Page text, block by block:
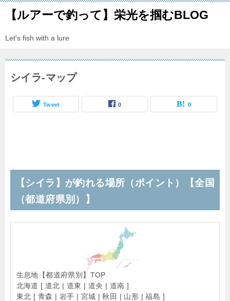
【ルアーで釣って】栄光を掴むBLOG
Let's fish with a lure
シイラ-マップ
Tweet 0 0
【シイラ】が釣れる場所（ポイント）【全国
（都道府県別）】
生息地【都道府県別】TOP
北海道 [ 道北 | 道東 | 道央 | 道南 ]
東北 [ 青森 | 岩手 | 宮城 | 秋田 | 山形 | 福島 ]